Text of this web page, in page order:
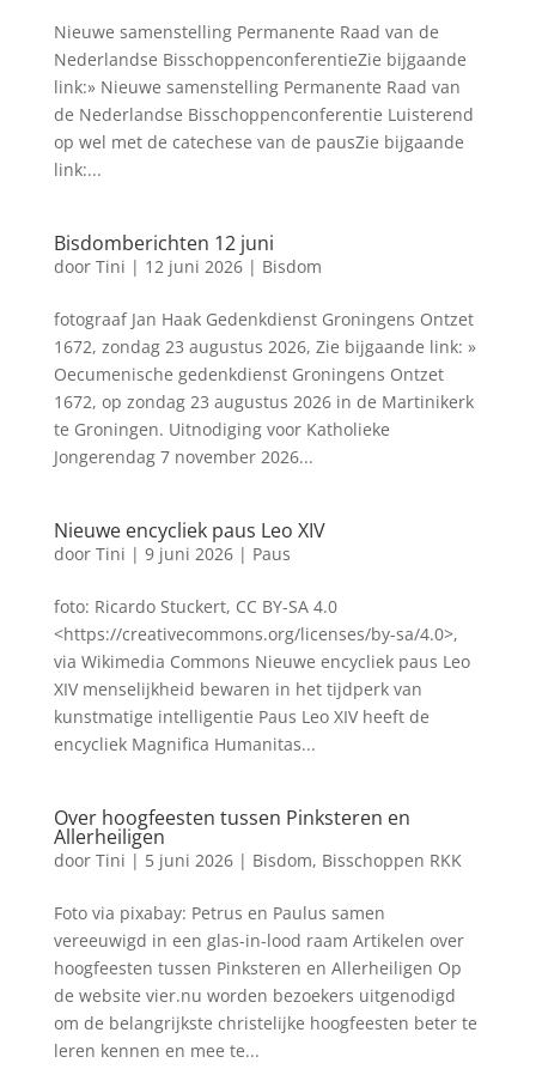
Nieuwe samenstelling Permanente Raad van de
Nederlandse BisschoppenconferentieZie bijgaande
link:» Nieuwe samenstelling Permanente Raad van
de Nederlandse Bisschoppenconferentie Luisterend
op wel met de catechese van de pausZie bijgaande
link:...
Bisdomberichten 12 juni
door Tini | 12 juni 2026| Bisdom
fotograaf Jan Haak Gedenkdienst Groningens Ontzet
1672, zondag 23 augustus 2026, Zie bijgaande link: »
Oecumenische gedenkdienst Groningens Ontzet
1672, op zondag 23 augustus 2026 in de Martinikerk
te Groningen. Uitnodiging voor Katholieke
Jongerendag 7 november 2026...
Nieuwe encycliek paus Leo XIV
door Tini | 9 juni 2026| Paus
foto: Ricardo Stuckert, CC BY-SA 4.0
<https://creativecommons.org/licenses/by-sa/4.0>,
via Wikimedia Commons Nieuwe encycliek paus Leo
XIV menselijkheid bewaren in het tijdperk van
kunstmatige intelligentie Paus Leo XIV heeft de
encycliek Magnifica Humanitas...
Over hoogfeesten tussen Pinksteren en
Allerheiligen
door Tini | 5 juni 2026| Bisdom, Bisschoppen RKK
Foto via pixabay: Petrus en Paulus samen
vereeuwigd in een glas-in-lood raam Artikelen over
hoogfeesten tussen Pinksteren en Allerheiligen Op
de website vier.nu worden bezoekers uitgenodigd
om de belangrijkste christelijke hoogfeesten beter te
leren kennen en mee te...